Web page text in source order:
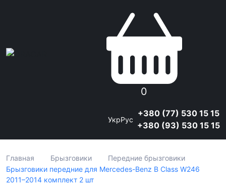
0
УкрРус
+380 (77) 530 15 15
+380 (93) 530 15 15
Главная Брызговики
Передние брызговики
Брызговики передние для Mercedes-Benz B Class W246
2011–2014 комплект 2 шт